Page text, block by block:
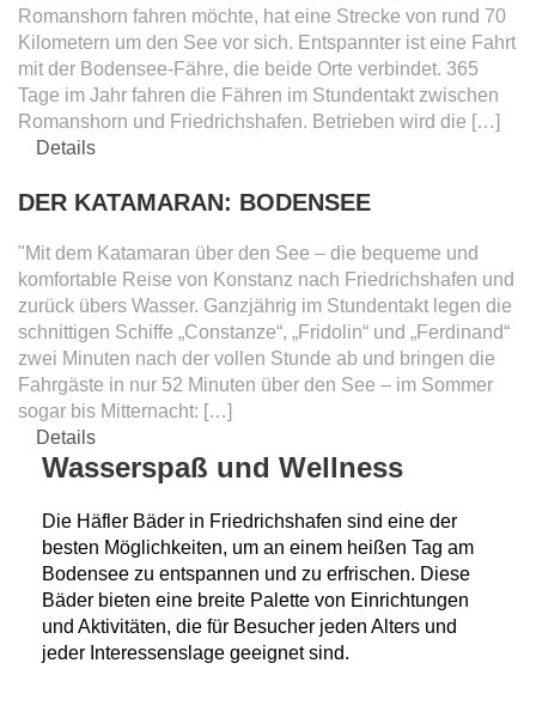
Romanshorn fahren möchte, hat eine Strecke von rund 70
Kilometern um den See vor sich. Entspannter ist eine Fahrt
mit der Bodensee-Fähre, die beide Orte verbindet. 365
Tage im Jahr fahren die Fähren im Stundentakt zwischen
Romanshorn und Friedrichshafen. Betrieben wird die […]
Details
DER KATAMARAN: BODENSEE
"Mit dem Katamaran über den See – die bequeme und
komfortable Reise von Konstanz nach Friedrichshafen und
zurück übers Wasser. Ganzjährig im Stundentakt legen die
schnittigen Schiffe „Constanze“, „Fridolin“ und „Ferdinand“
zwei Minuten nach der vollen Stunde ab und bringen die
Fahrgäste in nur 52 Minuten über den See – im Sommer
sogar bis Mitternacht: […]
Details
Wasserspaß und Wellness
Die Häfler Bäder in Friedrichshafen sind eine der
besten Möglichkeiten, um an einem heißen Tag am
Bodensee zu entspannen und zu erfrischen. Diese
Bäder bieten eine breite Palette von Einrichtungen
und Aktivitäten, die für Besucher jeden Alters und
jeder Interessenslage geeignet sind.